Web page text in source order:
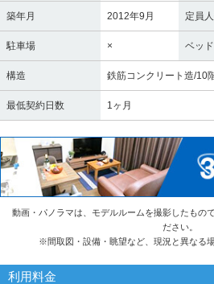
築年月 2012年9月 定員
駐車場 × ベッ
構造 鉄筋コンクリート造/10
最低契約日数 1ヶ月
動画・パノラマは、モデルルームを撮影したもの
ださい。
※間取図・設備・眺望など、現況と異なる
利用料金